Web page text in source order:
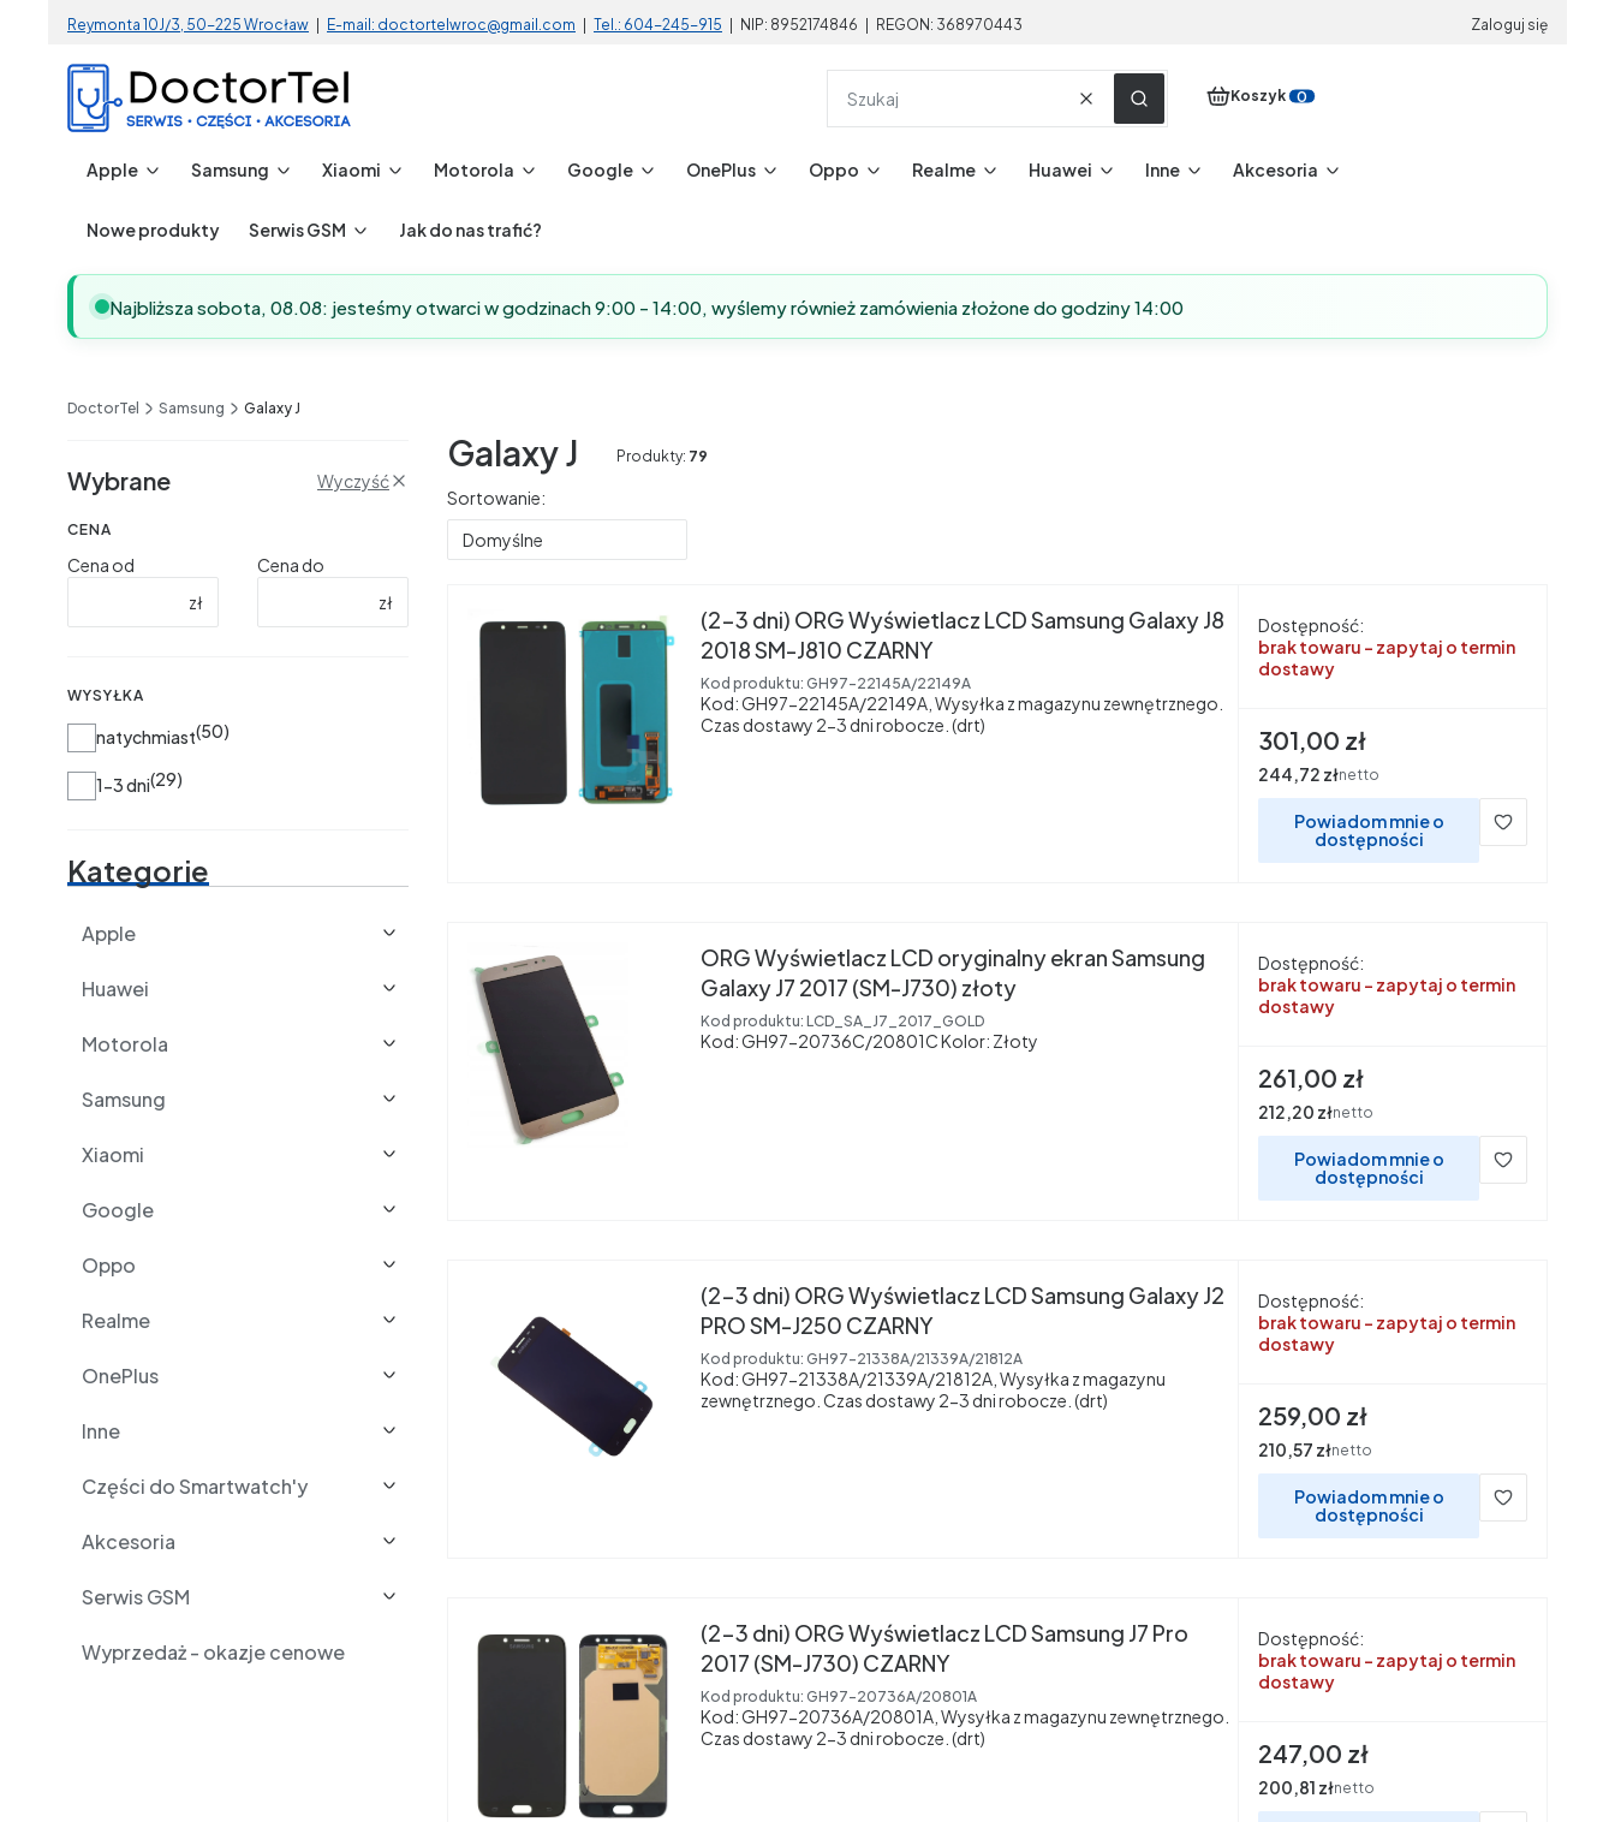
Reymonta 10J/3, 50-225 Wrocław E-mail: doctortelwroc@gmail.com Tel.: 604-245-915 | NIP: 8952174846 | REGON: 368970443 Zaloguj się
WyczyśćSzukaj Produkty w koszyku: 0. Zobacz szczegóły
Koszyk
Apple Samsung Xiaomi Motorola Google OnePlus Oppo Realme Huawei Inne Akcesoria
Nowe produkty Serwis GSM Jak do nas trafić?
Najbliższa sobota, 08.08: jesteśmy otwarci w godzinach 9:00 - 14:00, wyślemy również zamówienia złożone do godziny 14:00
DoctorTel Samsung Galaxy J
Wybrane Wyczyść
CENA
Cena od
zł
Cena do
zł
WYSYŁKA
Wysyłka
natychmiast 50
1-3 dni 29
Kategorie
Apple
Huawei
Motorola
Samsung
Xiaomi
Google
Oppo
Realme
OnePlus
Inne
Części do Smartwatch'y
Akcesoria
Serwis GSM
Wyprzedaż - okazje cenowe
Galaxy J Produkty: 79
Lista produktów
Sortowanie:
Domyślne
(2-3 dni) ORG Wyświetlacz LCD Samsung Galaxy J8
2018 SM-J810 CZARNY
Kod produktu: GH97-22145A/22149A
Kod: GH97-22145A/22149A, Wysyłka z magazynu zewnętrznego.
Czas dostawy 2-3 dni robocze. (drt)
Dostępność:
brak towaru - zapytaj o termin
dostawy
Cena
301,00 zł
Cena
244,72 złnetto
Powiadom mnie o
dostępności
ORG Wyświetlacz LCD oryginalny ekran Samsung
Galaxy J7 2017 (SM-J730) złoty
Kod produktu: LCD_SA_J7_2017_GOLD
Kod: GH97-20736C/20801C Kolor: Złoty
Dostępność:
brak towaru - zapytaj o termin
dostawy
Cena
261,00 zł
Cena
212,20 złnetto
Powiadom mnie o
dostępności
(2-3 dni) ORG Wyświetlacz LCD Samsung Galaxy J2
PRO SM-J250 CZARNY
Kod produktu: GH97-21338A/21339A/21812A
Kod: GH97-21338A/21339A/21812A, Wysyłka z magazynu
zewnętrznego. Czas dostawy 2-3 dni robocze. (drt)
Dostępność:
brak towaru - zapytaj o termin
dostawy
Cena
259,00 zł
Cena
210,57 złnetto
Powiadom mnie o
dostępności
(2-3 dni) ORG Wyświetlacz LCD Samsung J7 Pro
2017 (SM-J730) CZARNY
Kod produktu: GH97-20736A/20801A
Kod: GH97-20736A/20801A, Wysyłka z magazynu zewnętrznego.
Czas dostawy 2-3 dni robocze. (drt)
Dostępność:
brak towaru - zapytaj o termin
dostawy
Cena
247,00 zł
Cena
200,81 złnetto